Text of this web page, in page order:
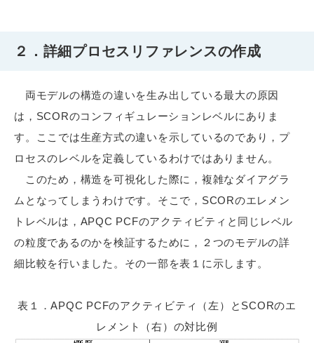
２．詳細プロセスリファレンスの作成
両モデルの構造の違いを生み出している最大の原因
は，SCORのコンフィギュレーションレベルにありま
す。ここでは生産方式の違いを示しているのであり，プ
ロセスのレベルを定義しているわけではありません。
このため，構造を可視化した際に，複雑なダイアグラ
ムとなってしまうわけです。そこで，SCORのエレメン
トレベルは，APQC PCFのアクティビティと同じレベル
の粒度であるのかを検証するために，２つのモデルの詳
細比較を行いました。その一部を表１に示します。
表１．APQC PCFのアクティビティ（左）とSCORのエ
レメント（右）の対比例